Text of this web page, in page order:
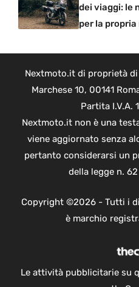
dei viaggi: le
per la
Nextmoto.it di proprietà di
Marchese 10, 00141
Partita I.V.A.
Nextmoto.it non è una
viene aggiornato senza
pertanto considerarsi un
della legge n.
Copyright ©2026 - Tutti i
è marchio
Le attività pubblicitarie su